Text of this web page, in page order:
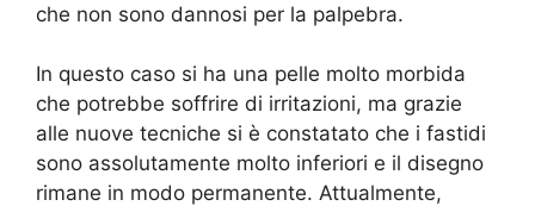
che non sono dannosi per la palpebra.
In questo caso si ha una pelle molto morbida
che potrebbe soffrire di irritazioni, ma grazie
alle nuove tecniche si è constatato che i fastidi
sono assolutamente molto inferiori e il disegno
rimane in modo permanente. Attualmente,